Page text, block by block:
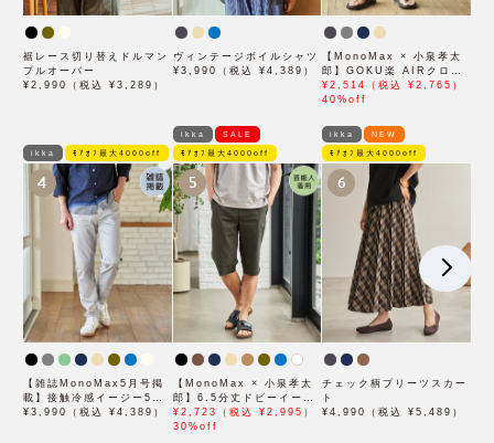
裾レース切り替えドルマン
プルオーバー
¥2,990（税込 ¥3,289）
ヴィンテージボイルシャツ
¥3,990（税込 ¥4,389）
【MonoMax × 小泉孝太
郎】GOKU楽 AIRクロッ
プドパンツ「小泉孝太郎さ
ん着用モデル」
¥2,514（税込 ¥2,765）
40%off
ikka ﾓｱｵﾌ最大4000off
4
【雑誌MonoMax5月号掲
載】接触冷感イージー5ポ
ケット
¥3,990（税込 ¥4,389）
ikka SALE
ﾓｱｵﾌ最大4000off
5
【MonoMax × 小泉孝太
郎】6.5分丈ドビーイージ
ーハーフパンツ「小泉孝太
郎さん着用モデル」
¥2,723（税込 ¥2,995）
30%off
ikka NEW
ﾓｱｵﾌ最大4000off
6
チェック柄プリーツスカー
ト
¥4,990（税込 ¥5,489）